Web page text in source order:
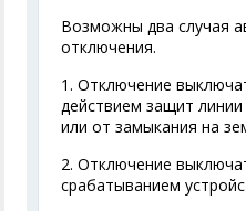
Возможны два случая
отключения.
1. Отключение
действием защит
или от замыкания на
2. Отключение
срабатыванием